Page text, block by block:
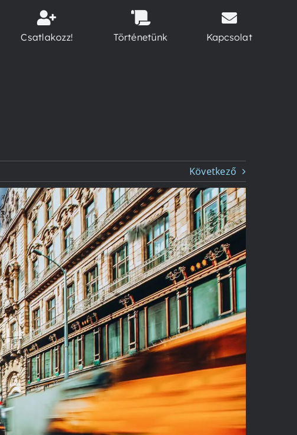
Csatlakozz! Történetünk Kapcsolat
Következő